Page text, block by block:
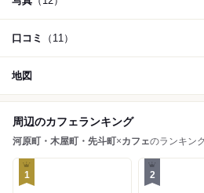
口コミ （11）
地図
周辺のカフェランキング
河原町・木屋町・先斗町×カフェのランキン
1 2